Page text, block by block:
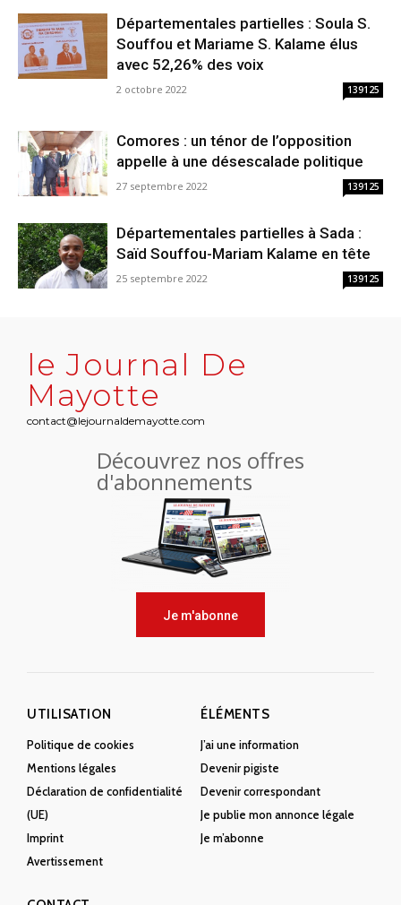
Départementales partielles : Soula S.
Souffou et Mariame S. Kalame élus
avec 52,26% des voix
2 octobre 2022 139125
Comores : un ténor de l’opposition
appelle à une désescalade politique
27 septembre 2022 139125
Départementales partielles à Sada :
Saïd Souffou-Mariam Kalame en tête
25 septembre 2022 139125
le Journal De
Mayotte
contact@lejournaldemayotte.com
Découvrez nos offres
d'abonnements
Je m'abonne
UTILISATION
Politique de cookies
Mentions légales
Déclaration de confidentialité
(UE)
Imprint
Avertissement
ÉLÉMENTS
J’ai une information
Devenir pigiste
Devenir correspondant
Je publie mon annonce légale
Je m’abonne